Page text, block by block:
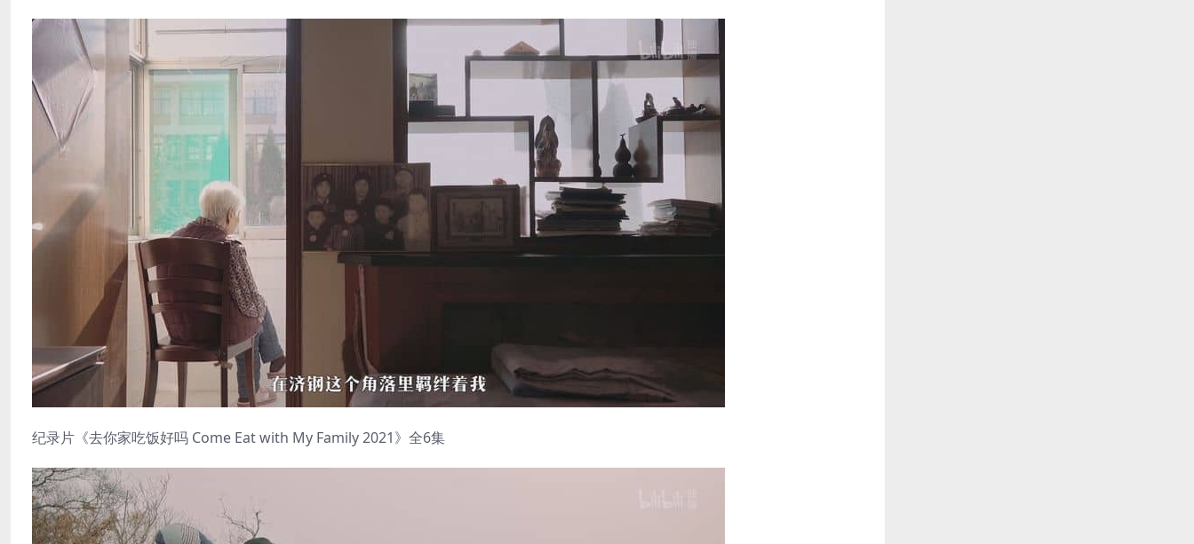
纪录片《去你家吃饭好吗 Come Eat with My Family 2021》全6集